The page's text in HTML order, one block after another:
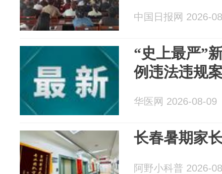
中国日报网 2026-
“史上最严”
例违法违规
华医网 2026-08-09
长春暑期家
阿野小科普 2026-